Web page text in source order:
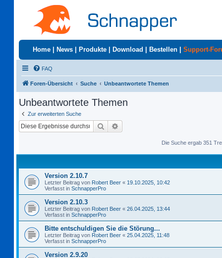
Home News Produkte Download Bestellen Support-
FAQ
Foren-Übersicht Suche Unbeantwortete Themen
Unbeantwortete Themen
Zur erweiterten Suche
Suche
Die Suche ergab 351
Version 2.10.7
Letzter Beitrag von Robert Beer « 19.10.2025, 10:42
Verfasst in SchnapperPro
Version 2.10.3
Letzter Beitrag von Robert Beer « 26.04.2025, 13:44
Verfasst in SchnapperPro
Bitte entschuldigen Sie die Störung...
Letzter Beitrag von Robert Beer « 25.04.2025, 11:48
Verfasst in SchnapperPro
Version 2.9.20